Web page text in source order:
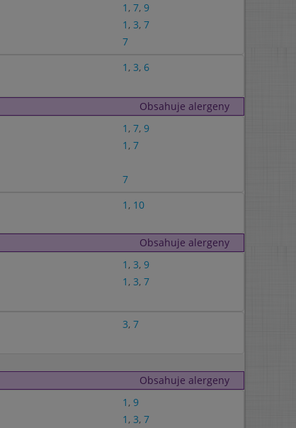
1 , 7, 9
1 , 3, 7
7
1 , 3, 6
Obsahuje alergeny
1 , 7, 9
1 , 7
7
1 , 10
Obsahuje alergeny
1 , 3, 9
1 , 3, 7
3, 7
Obsahuje alergeny
1 , 9
1 , 3, 7